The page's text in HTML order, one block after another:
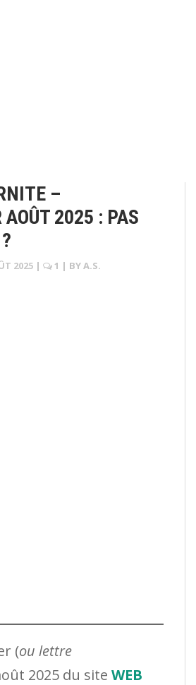
–
AOÛT 2025 : PAS
2025 | 1 | BYA.S.
(ou lettre
2025 du site WEB